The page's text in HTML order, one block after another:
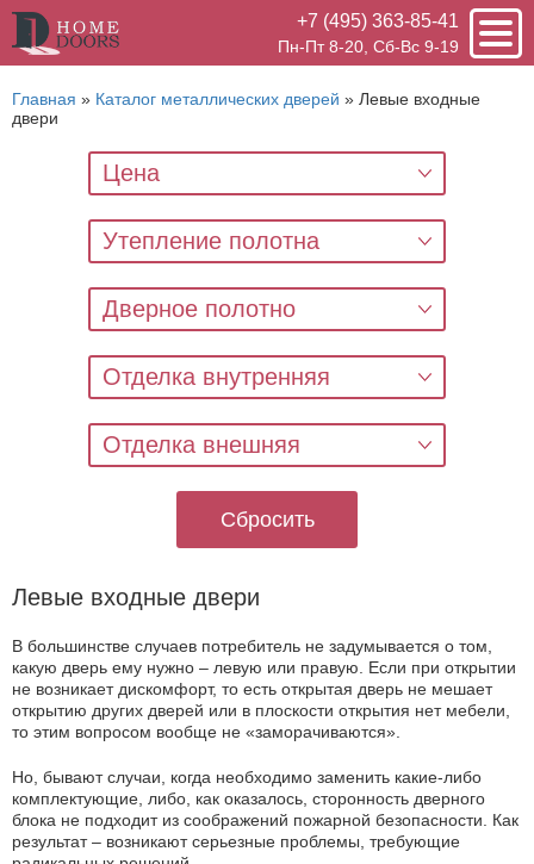
+7 (495) 363-85-41
Пн-Пт 8-20, Сб-Вс 9-19
Главная » Каталог металлических дверей » Левые входные
двери
Цена
Утепление полотна
Дверное полотно
Отделка внутренняя
Отделка внешняя
Сбросить
Левые входные двери
В большинстве случаев потребитель не задумывается о том,
какую дверь ему нужно – левую или правую. Если при открытии
не возникает дискомфорт, то есть открытая дверь не мешает
открытию других дверей или в плоскости открытия нет мебели,
то этим вопросом вообще не «заморачиваются».
Но, бывают случаи, когда необходимо заменить какие-либо
комплектующие, либо, как оказалось, сторонность дверного
блока не подходит из соображений пожарной безопасности. Как
результат – возникают серьезные проблемы, требующие